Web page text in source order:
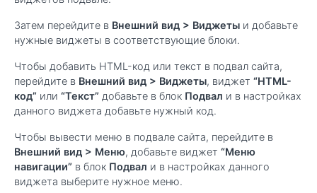
Затем перейдите в Внешний вид > Виджеты и добавьте
нужные виджеты в соответствующие блоки.
Чтобы добавить HTML-код или текст в подвал сайта,
перейдите в Внешний вид > Виджеты, виджет “HTML-
код” или “Текст” добавьте в блок Подвал и в настройках
данного виджета добавьте нужный код.
Чтобы вывести меню в подвале сайта, перейдите в
Внешний вид > Меню, добавьте виджет “Меню
навигации” в блок Подвал и в настройках данного
виджета выберите нужное меню.